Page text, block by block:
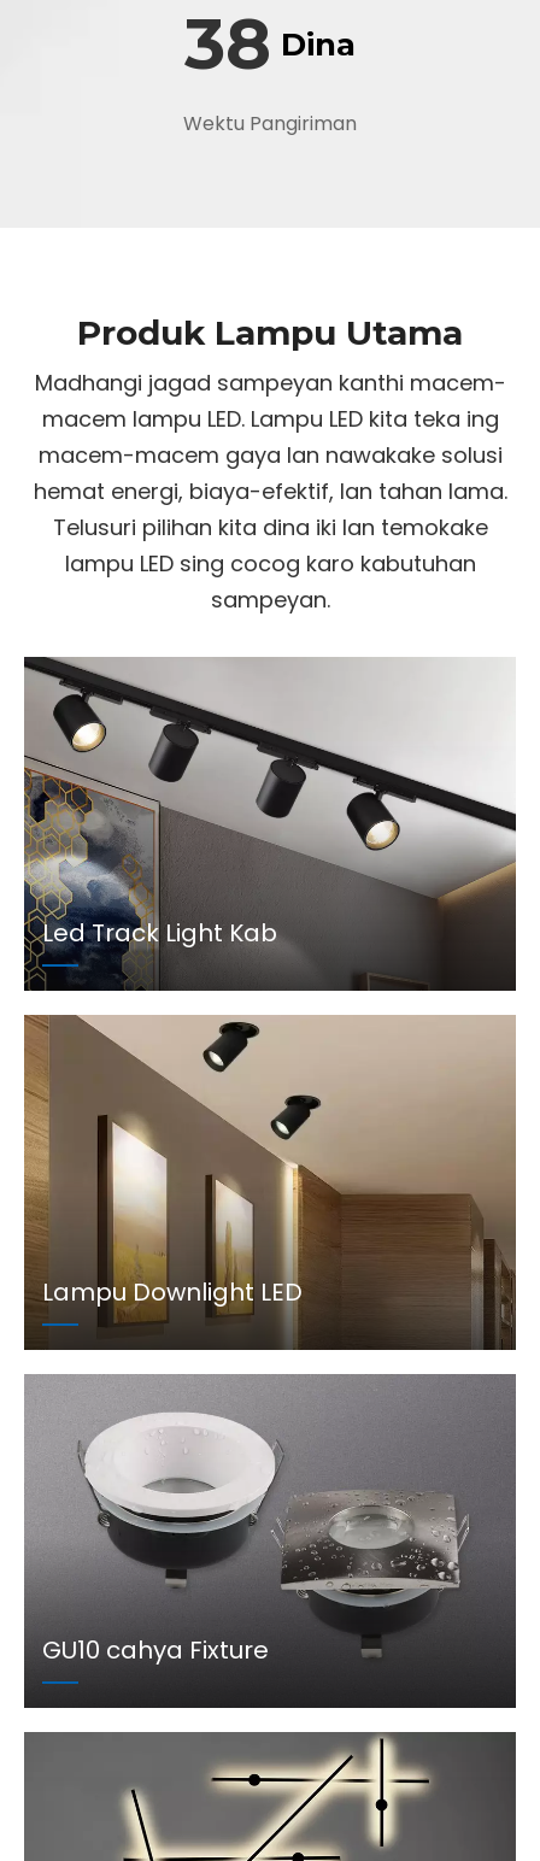
38 Dina
Wektu Pangiriman
Produk Lampu Utama
Madhangi jagad sampeyan kanthi macem-
macem lampu LED. Lampu LED kita teka ing
macem-macem gaya lan nawakake solusi
hemat energi, biaya-efektif, lan tahan lama.
Telusuri pilihan kita dina iki lan temokake
lampu LED sing cocog karo kabutuhan
sampeyan.
Led Track Light Kab
Lampu Downlight LED
GU10 cahya Fixture